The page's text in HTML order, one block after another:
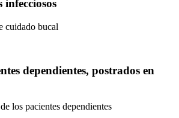
infecciosos
cuidado bucal
dependientes, postrados en
los pacientes dependientes